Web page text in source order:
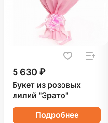
5 630 ₽
Букет из розовых
лилий "Эрато"
Подробнее